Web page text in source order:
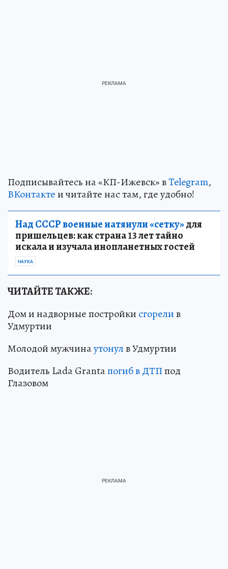
Подписывайтесь на «КП-Ижевск» вTelegram,
ВКонтактеи читайте нас там, где удобно!
Над СССР военные натянули «сетку»для
пришельцев: как страна 13 лет тайно
искала и изучала инопланетных гостей
НАУКА
ЧИТАЙТЕ ТАКЖЕ:
Дом и надворные постройки сгорелив
Удмуртии
Молодой мужчинаутонулв Удмуртии
Водитель Lada Grantaпогиб в ДТПпод
Глазовом